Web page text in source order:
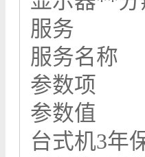
服务
服务名称
参数项
参数值
台式机3